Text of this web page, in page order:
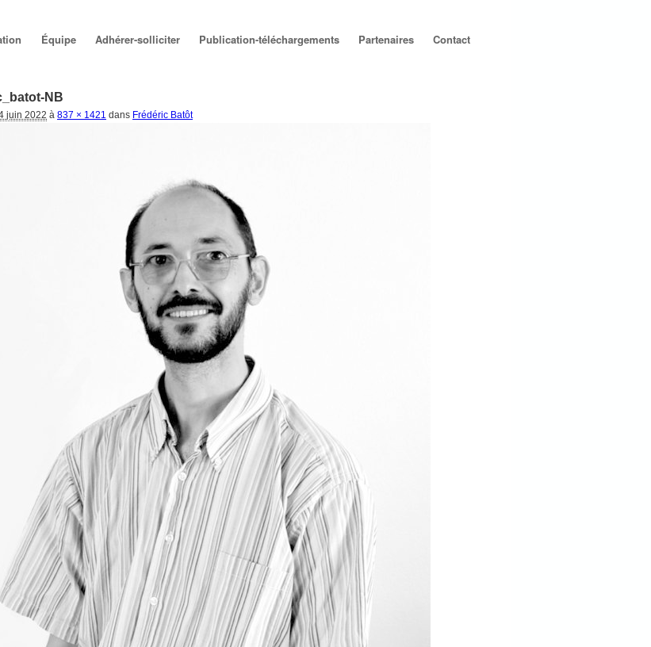
Équipe Adhérer-solliciter Publication-téléchargements Partenaires Contact
des imagesNB
juin 2022 à 837 × 1421 dans Frédéric Batôt